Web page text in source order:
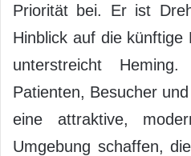
Priorität bei. Er ist
Hinblick auf die künftige
unterstreicht
Patienten, Besucher
eine attraktive,
Umgebung schaffen,